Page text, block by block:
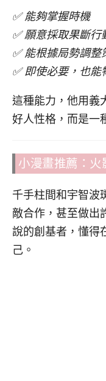
✅ 能夠掌握時機
✅ 願意採取果斷行
✅ 能根據局勢調整
✅ 即使必要，也能
這種能力，他用義
好人性格，而是一
小漫畫推薦：火
千手柱間和宇智波
敵合作，甚至做出
說的創基者，懂得
己。